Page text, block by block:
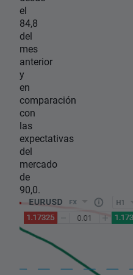
el
84,8
del
mes
anterior
y
en
comparación
con
las
expectativas
del
mercado
de
90,0.